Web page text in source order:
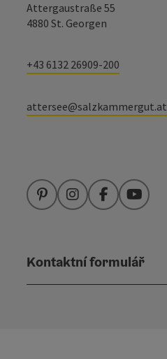
Attergaustraße 55
4880 St. Georgen
+43 6132 26909-200
attersee@salzkammergut.at
PinterestInstagramFacebookYouTube
Kontaktní formulář